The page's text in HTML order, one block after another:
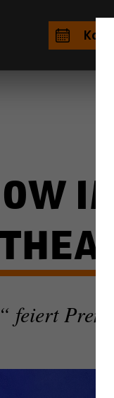
feiert